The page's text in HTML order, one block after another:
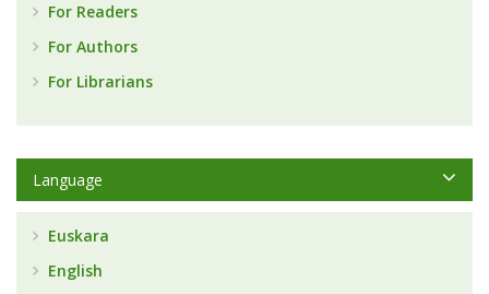
For Readers
For Authors
For Librarians
Language
Euskara
English